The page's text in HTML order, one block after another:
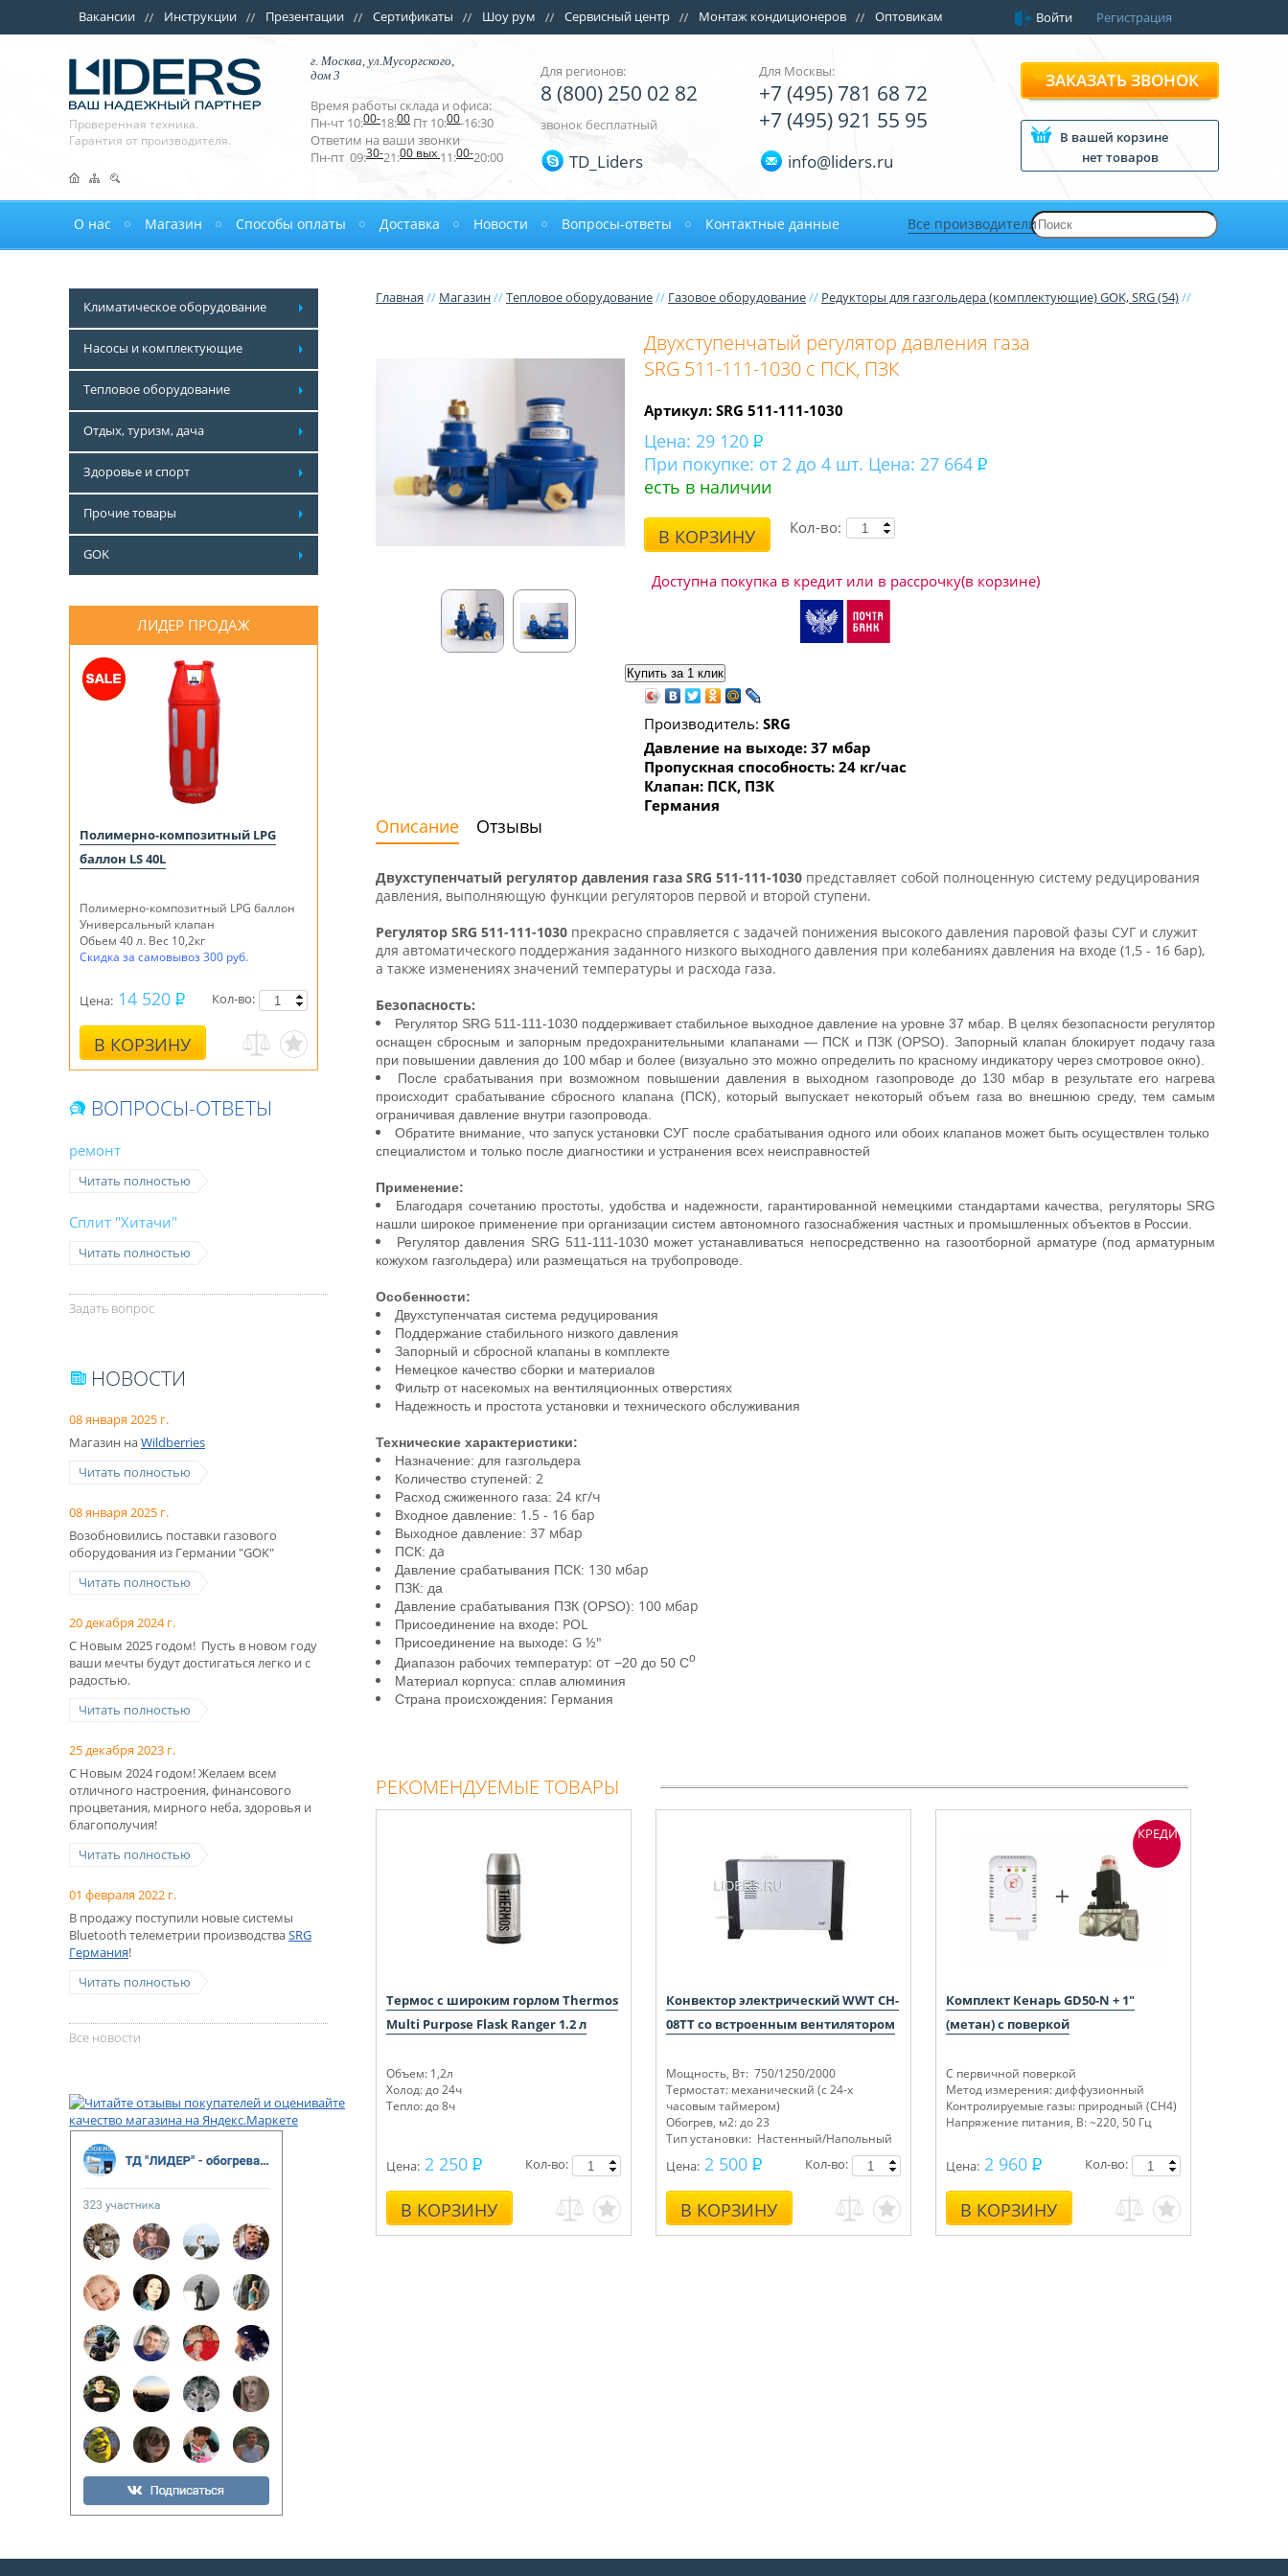
Вакансии Инструкции Презентации Сертификаты Шоу рум Сервисный центр Монтаж кондиционеров Оптовикам Войти Регистрация
Проверенная техника.
Гарантия от производителя.
г. Москва, ул.Мусоргского,
дом 3
Время работы склада и офиса:
Пн-чт 10:00-18:00 Пт 10:00-16:30
Ответим на ваши звонки
Пн-пт 09:30-21:00 вых 11:00-20:00
Для регионов:
8 (800) 250 02 82
звонок бесплатный
TD_Liders
Для Москвы:
+7 (495) 781 68 72
+7 (495) 921 55 95
info@liders.ru
ЗАКАЗАТЬ ЗВОНОК
В вашей корзине
нет товаров
О нас Магазин Способы оплаты Доставка Новости Вопросы-ответы Контактные данные Все производители
Климатическое оборудование
Насосы и комплектующие
Тепловое оборудование
Отдых, туризм, дача
Здоровье и спорт
Прочие товары
GOK
ЛИДЕР ПРОДАЖ
Полимерно-композитный LPG
баллон LS 40L
Полимерно-композитный LPG баллон
Универсальный клапан
Обьем 40 л. Вес 10,2кг
Скидка за самовывоз 300 руб.
Цена: 14 520
В КОРЗИНУ
Кол-во:
ВОПРОСЫ-ОТВЕТЫ
ремонт
Читать полностью
Сплит "Хитачи"
Читать полностью
Задать вопрос
НОВОСТИ
08 января 2025 г.
Магазин наWildberries
Читать полностью
08 января 2025 г.
Возобновились поставки газового
оборудования из Германии "GOK"
Читать полностью
20 декабря 2024 г.
С Новым 2025 годом! Пусть в новом году
ваши мечты будут достигаться легко и с
радостью.
Читать полностью
25 декабря 2023 г.
С Новым 2024 годом! Желаем всем
отличного настроения, финансового
процветания, мирного неба, здоровья и
благополучия!
Читать полностью
01 февраля 2022 г.
В продажу поступили новые системы
Bluetooth телеметрии производстваSRG
Германия!
Читать полностью
Все новости
Главная // Магазин//Тепловое оборудование// Газовое оборудование// Редукторы для газгольдера (комплектующие) GOK, SRG (54)//
Двухступенчатый регулятор давления газа
SRG 511-111-1030 с ПСК, ПЗК
Артикул: SRG 511-111-1030
Цена: 29 120
При покупке: от 2 до 4 шт. Цена: 27 664
есть в наличии
В КОРЗИНУ Кол-во:
Доступна покупка в кредит или в рассрочку(в корзине)
Производитель: SRG
Давление на выходе: 37 мбар
Пропускная способность: 24 кг/час
Клапан: ПСК, ПЗК
Германия
Описание Отзывы
Двухступенчатый регулятор давления газа SRG 511-111-1030 представляет собой полноценную систему редуцирования
давления, выполняющую функции регуляторов первой и второй ступени.
Регулятор SRG 511-111-1030 прекрасно справляется с задачей понижения высокого давления паровой фазы СУГ и служит
для автоматического поддержания заданного низкого выходного давления при колебаниях давления на входе (1,5 - 16 бар),
а также изменениях значений температуры и расхода газа.
Безопасность:
Регулятор SRG 511-111-1030 поддерживает стабильное выходное давление на уровне 37 мбар. В целях безопасности регулятор
оснащен сбросным и запорным предохранительными клапанами — ПСК и ПЗК (OPSO). Запорный клапан блокирует подачу газа
при повышении давления до 100 мбар и более (визуально это можно определить по красному индикатору через смотровое окно).
После срабатывания при возможном повышении давления в выходном газопроводе до 130 мбар в результате его нагрева
происходит срабатывание сбросного клапана (ПСК), который выпускает некоторый объем газа во внешнюю среду, тем самым
ограничивая давление внутри газопровода.
Обратите внимание, что запуск установки СУГ после срабатывания одного или обоих клапанов может быть осуществлен только
специалистом и только после диагностики и устранения всех неисправностей
Применение:
Благодаря сочетанию простоты, удобства и надежности, гарантированной немецкими стандартами качества, регуляторы SRG
нашли широкое применение при организации систем автономного газоснабжения частных и промышленных объектов в России.
Регулятор давления SRG 511-111-1030 может устанавливаться непосредственно на газоотборной арматуре (под арматурным
кожухом газгольдера) или размещаться на трубопроводе.
Особенности:
Двухступенчатая система редуцирования
Поддержание стабильного низкого давления
Запорный и сбросной клапаны в комплекте
Немецкое качество сборки и материалов
Фильтр от насекомых на вентиляционных отверстиях
Надежность и простота установки и технического обслуживания
Технические характеристики:
Назначение: для газгольдера
Количество ступеней: 2
Расход сжиженного газа: 24 кг/ч
Входное давление: 1.5 - 16 бар
Выходное давление: 37 мбар
ПСК: да
Давление срабатывания ПСК: 130 мбар
ПЗК: да
Давление срабатывания ПЗК (OPSO): 100 мбар
Присоединение на входе: POL
Присоединение на выходе: G ½″
Диапазон рабочих температур: от −20 до 50 Co
Материал корпуса: сплав алюминия
Страна происхождения: Германия
РЕКОМЕНДУЕМЫЕ ТОВАРЫ
Термос с широким горлом Thermos
Multi Purpose Flask Ranger 1.2 л
Объем: 1,2л
Холод: до 24ч
Тепло: до 8ч
Цена: 2 250
В КОРЗИНУ
Кол-во:
Конвектор электрический WWT CH-
08TT со встроенным вентилятором
Мощность, Вт: 750/1250/2000
Термостат: механический (с 24-х
часовым таймером)
Обогрев, м2: до 23
Тип установки: Настенный/Напольный
Цена: 2 500
В КОРЗИНУ
Кол-во:
Комплект Кенарь GD50-N + 1"
(метан) с поверкой
С первичной поверкой
Метод измерения: диффузионный
Контролируемые газы: природный (СН4)
Напряжение питания, В: ~220, 50 Гц
Цена: 2 960
В КОРЗИНУ
Кол-во:
КРЕДИТ